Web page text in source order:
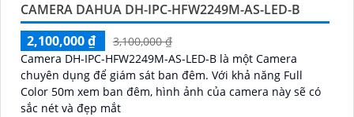
CAMERA DAHUA DH-IPC-HFW2249M-AS-LED-B
2,100,000 ₫
3,100,000 ₫
Camera DH-IPC-HFW2249M-AS-LED-B là một Camera
chuyên dụng để giám sát ban đêm. Với khả năng Full
Color 50m xem ban đêm, hình ảnh của camera này sẽ có
sắc nét và đẹp mắt